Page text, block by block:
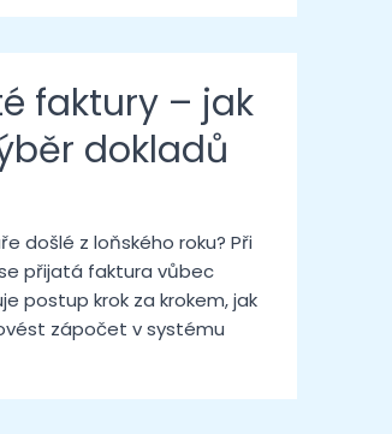
faktury – jak
dokladů
došlé z loňského roku? Při
přijatá faktura vůbec
postup krok za krokem, jak
zápočet v systému